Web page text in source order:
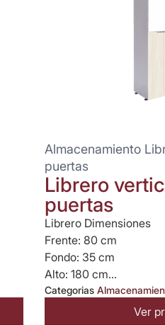
Almacenamiento
puertas
Librero
puertas
Librero Dimensiones
Frente: 80 cm
Fondo: 35 cm
Alto: 180 cm...
Categorias
Ver